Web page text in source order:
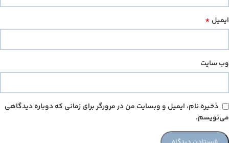
ایمیل *
وب‌ سایت
ذخیره نام، ایمیل و وبسایت من در مرورگر برای زمانی که دوباره دیدگاهی
می‌نویسم.